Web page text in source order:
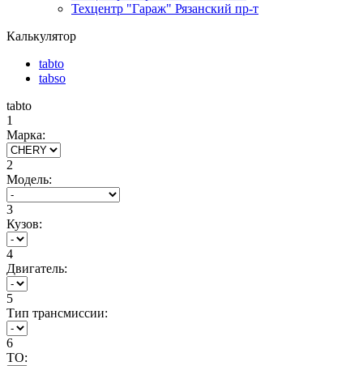
Техцентр "Гараж" Рязанский пр-т
Калькулятор
tabto
tabso
tabto
1
Марка:
2
Модель:
3
Кузов:
4
Двигатель:
5
Тип трансмиссии:
6
ТО: